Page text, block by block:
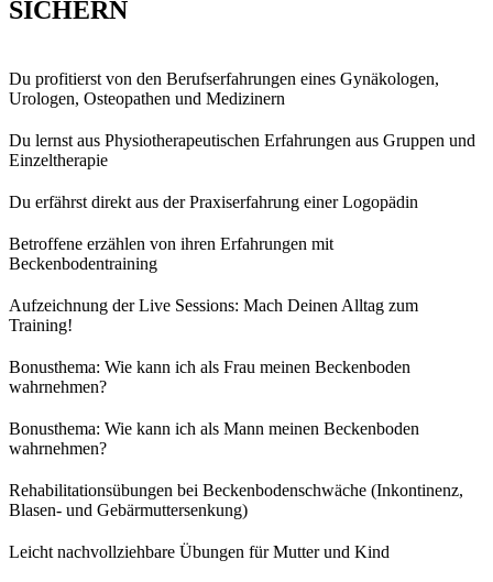
SICHERN
Du profitierst von den Berufserfahrungen eines Gynäkologen,
Urologen, Osteopathen und Medizinern
Du lernst aus Physiotherapeutischen Erfahrungen aus Gruppen und
Einzeltherapie
Du erfährst direkt aus der Praxiserfahrung einer Logopädin
Betroffene erzählen von ihren Erfahrungen mit
Beckenbodentraining
Aufzeichnung der Live Sessions: Mach Deinen Alltag zum
Training!
Bonusthema: Wie kann ich als Frau meinen Beckenboden
wahrnehmen?
Bonusthema: Wie kann ich als Mann meinen Beckenboden
wahrnehmen?
Rehabilitationsübungen bei Beckenbodenschwäche (Inkontinenz,
Blasen- und Gebärmuttersenkung)
Leicht nachvollziehbare Übungen für Mutter und Kind